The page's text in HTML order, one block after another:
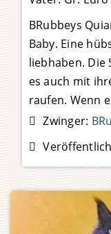
BRubbeys
Baby. Eine
liebhaben. Die
es auch mit
raufen. Wenn
Napf. Quiana
Katze mit
Zwinger: